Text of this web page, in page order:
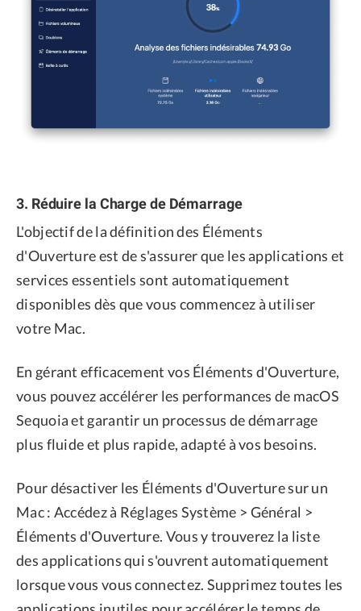
3. Réduire la Charge de Démarrage
L'objectif de la définition des Éléments
d'Ouverture est de s'assurer que les applications et
services essentiels sont automatiquement
disponibles dès que vous commencez à utiliser
votre Mac.
En gérant efficacement vos Éléments d'Ouverture,
vous pouvez accélérer les performances de macOS
Sequoia et garantir un processus de démarrage
plus fluide et plus rapide, adapté à vos besoins.
Pour désactiver les Éléments d'Ouverture sur un
Mac : Accédez à Réglages Système > Général >
Éléments d'Ouverture. Vous y trouverez la liste
des applications qui s'ouvrent automatiquement
lorsque vous vous connectez. Supprimez toutes les